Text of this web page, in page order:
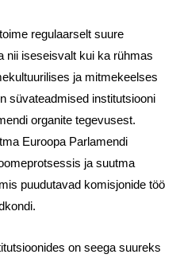
regulaarselt suure
nii iseseisvalt kui ka rühmas
ja mitmekeelses
süvateadmised institutsiooni
organite tegevusest.
Euroopa Parlamendi
ja suutma
puudutavad komisjonide töö
on seega suureks